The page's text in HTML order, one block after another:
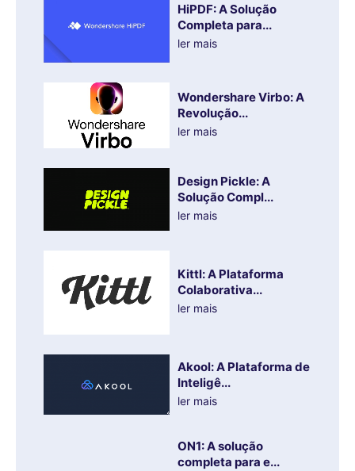
HiPDF: A Solução
Completa para...
ler mais
Wondershare Virbo: A
Revolução...
ler mais
Design Pickle: A
Solução Compl...
ler mais
Kittl: A Plataforma
Colaborativa...
ler mais
Akool: A Plataforma de
Inteligê...
ler mais
ON1: A solução
completa para e...